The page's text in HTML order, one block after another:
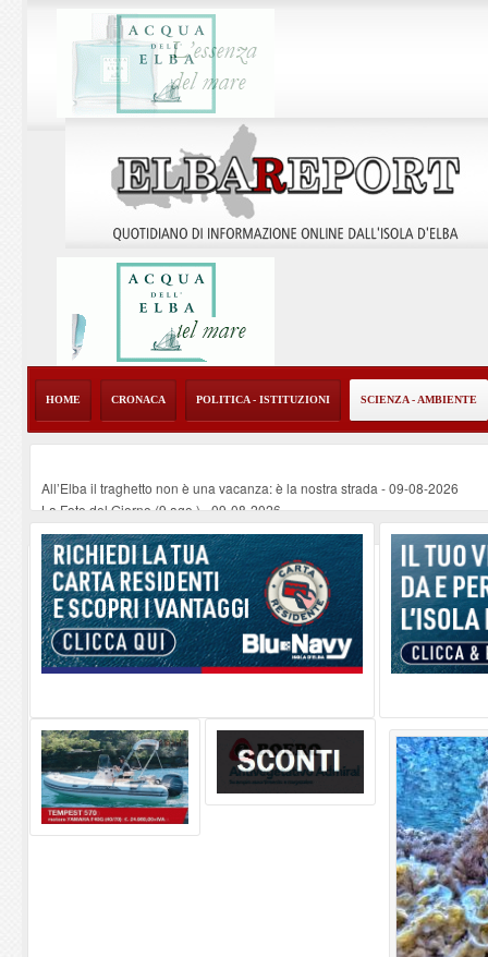
HOME CRONACA POLITICA - ISTITUZIONI SCIENZA - AMBIENTE
All’Elba il traghetto non è una vacanza: è la nostra strada -09-08-2026
La Foto del Giorno (9 ago.)-09-08-2026
Non si può morire perché l'elisoccorso arriva dopo mezza giornata. Subito
L'arte che galleggia sull'acqua: Perrine Angly protagonista al Museo
Guardia di Finanza e Guardia Costiera insieme per la tutela dell'ambiente